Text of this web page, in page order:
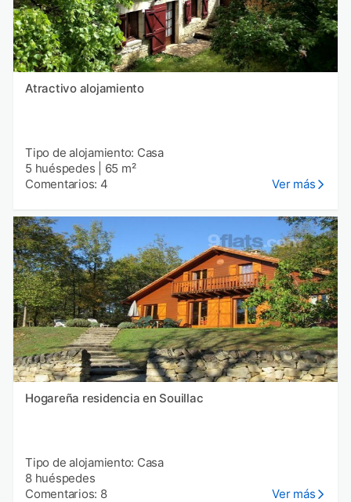
Atractivo alojamiento
Tipo de alojamiento: Casa
5 huéspedes
65 m²
Comentarios: 4
Ver más
Hogareña residencia en Souillac
Tipo de alojamiento: Casa
8 huéspedes
Comentarios: 8
Ver más